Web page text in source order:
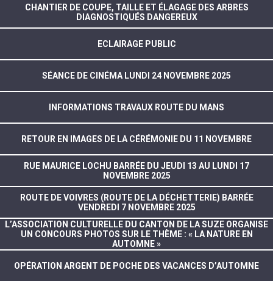
CHANTIER DE COUPE, TAILLE ET ÉLAGAGE DES ARBRES
DIAGNOSTIQUÉS DANGEREUX
ECLAIRAGE PUBLIC
SÉANCE DE CINÉMA LUNDI 24 NOVEMBRE 2025
INFORMATIONS TRAVAUX ROUTE DU MANS
RETOUR EN IMAGES DE LA CÉRÉMONIE DU 11 NOVEMBRE
RUE MAURICE LOCHU BARRÉE DU JEUDI 13 AU LUNDI 17
NOVEMBRE 2025
ROUTE DE VOIVRES (ROUTE DE LA DÉCHETTERIE) BARRÉE
VENDREDI 7 NOVEMBRE 2025
L’ASSOCIATION CULTURELLE DU CANTON DE LA SUZE ORGANISE
UN CONCOURS PHOTOS SUR LE THÈME : « LA NATURE EN
AUTOMNE »
OPÉRATION ARGENT DE POCHE DES VACANCES D’AUTOMNE